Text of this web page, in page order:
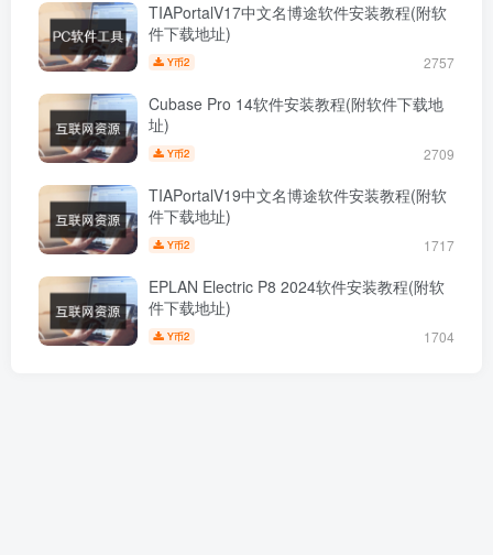
TIAPortalV17中文名博途软件安装教程(附软
件下载地址)
Y币2 2757
Cubase Pro 14软件安装教程(附软件下载地
址)
Y币2 2709
TIAPortalV19中文名博途软件安装教程(附软
件下载地址)
Y币2 1717
EPLAN Electric P8 2024软件安装教程(附软
件下载地址)
Y币2 1704